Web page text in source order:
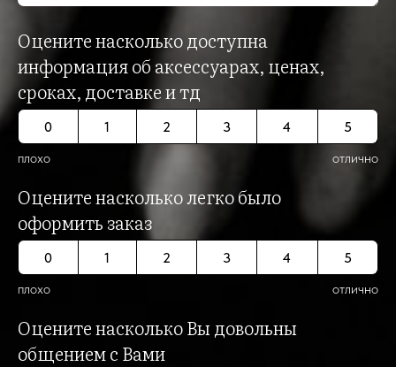
Оцените насколько доступна
информация об аксессуарах, ценах,
сроках, доставке и тд
0 1 2 3 4
5
плохо
отлично
Оцените насколько легко было
оформить заказ
0 1 2 3 4
5
плохо
отлично
Оцените насколько Вы довольны
общением с Вами